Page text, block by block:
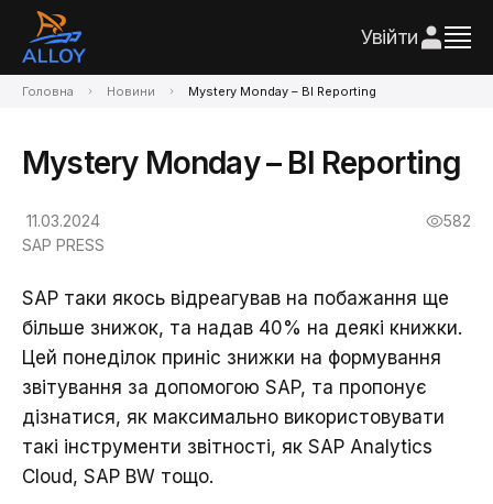
Увійти
Головна Новини Mystery Monday – BI Reporting
Mystery Monday – BI Reporting
11.03.2024
SAP PRESS
582
SAP таки якось відреагував на побажання ще
більше знижок, та надав 40% на деякі книжки.
Цей понеділок приніс знижки на формування
звітування за допомогою SAP, та пропонує
дізнатися, як максимально використовувати
такі інструменти звітності, як SAP Analytics
Cloud, SAP BW тощо.